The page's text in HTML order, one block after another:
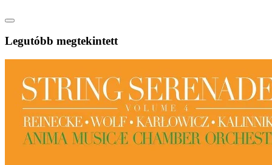
Legutóbb megtekintett